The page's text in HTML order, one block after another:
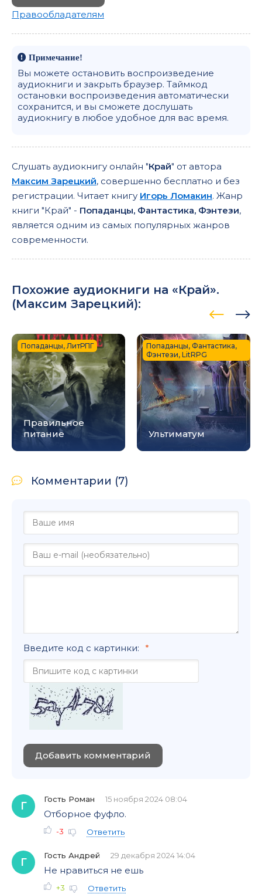
Правообладателям
Примечание!
Вы можете остановить воспроизведение
аудиокниги и закрыть браузер. Таймкод
остановки воспроизведения автоматически
сохранится, и вы сможете дослушать
аудиокнигу в любое удобное для вас время.
Слушать аудиокнигу онлайн "Край" от автора
Максим Зарецкий, совершенно бесплатно и без
регистрации. Читает книгу Игорь Ломакин. Жанр
книги "Край" - Попаданцы, Фантастика, Фэнтези,
является одним из самых популярных жанров
современности.
Похожие аудиокниги на «Край».
(Максим Зарецкий):
Правильное
питание
Попаданцы, ЛитРПГ
Ультиматум
Попаданцы, Фантастика,
Фэнтези, LitRPG
Комментарии (7)
Введите код с картинки:
Добавить комментарий
Г
Гость Роман 15 ноября 2024 08:04
Отборное фуфло.
-3 Ответить
Г
Гость Андрей 29 декабря 2024 14:04
Не нравиться не ешь
+3 Ответить